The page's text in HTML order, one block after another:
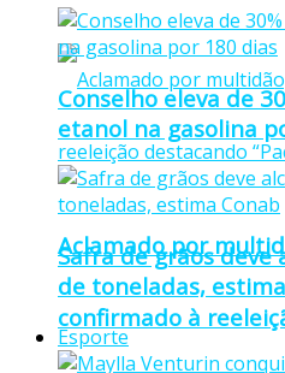
Aclamado por
confirmado à
Conselho eleva de
etanol na gasolina
Safra de grãos deve
de toneladas,
Esporte